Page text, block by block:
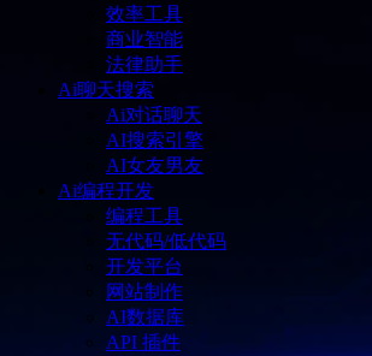
效率工具
商业智能
法律助手
Ai聊天搜索
Ai对话聊天
AI搜索引擎
AI女友男友
Ai编程开发
编程工具
无代码/低代码
开发平台
网站制作
AI数据库
API 插件